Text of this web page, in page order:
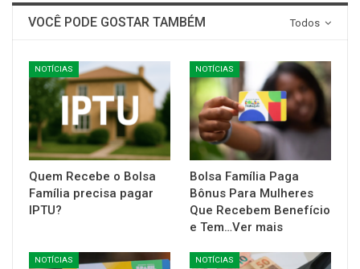
Todos
VOCÊ PODE GOSTAR TAMBÉM
NOTÍCIAS
Quem Recebe o Bolsa
Família precisa pagar
IPTU?
NOTÍCIAS
Bolsa Família Paga
Bônus Para Mulheres
Que Recebem Benefício
e Tem…Ver mais
NOTÍCIAS NOTÍCIAS